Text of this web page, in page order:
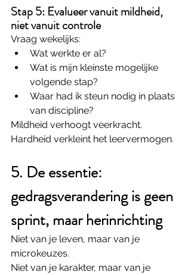
Stap 5: Evalueer vanuit mildheid,
niet vanuit controle
Vraag wekelijks:
Wat werkte er al?
Wat is mijn kleinste mogelijke
volgende stap?
Waar had ik steun nodig in plaats
van discipline?
Mildheid verhoogt veerkracht.
Hardheid verkleint het leervermogen.
5. De essentie:
gedragsverandering is geen
sprint, maar herinrichting
Niet van je leven, maar van je
microkeuzes.
Niet van je karakter, maar van je